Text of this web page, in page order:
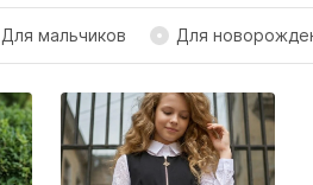
Для мальчиков Для